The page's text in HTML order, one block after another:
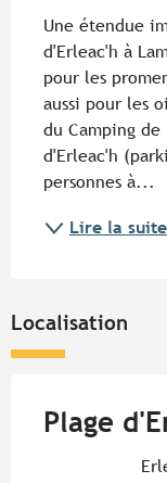
Une étendue
d'Erleac'h à
pour les
aussi pour les
du Camping
d'Erleac'h
personnes à...
Lire la suite
Localisation
Plage